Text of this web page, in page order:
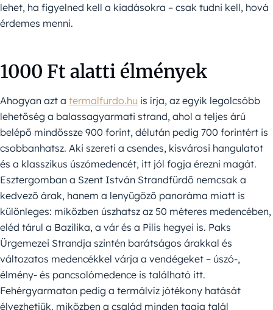
lehet, ha figyelned kell a kiadásokra – csak tudni kell, hová
érdemes menni.
1000 Ft alatti élmények
Ahogyan azt a termalfurdo.hu is írja, az egyik legolcsóbb
lehetőség a balassagyarmati strand, ahol a teljes árú
belépő mindössze 900 forint, délután pedig 700 forintért is
csobbanhatsz. Aki szereti a csendes, kisvárosi hangulatot
és a klasszikus úszómedencét, itt jól fogja érezni magát.
Esztergomban a Szent István Strandfürdő nemcsak a
kedvező árak, hanem a lenyűgöző panoráma miatt is
különleges: miközben úszhatsz az 50 méteres medencében,
eléd tárul a Bazilika, a vár és a Pilis hegyei is. Paks
Ürgemezei Strandja szintén barátságos árakkal és
változatos medencékkel várja a vendégeket – úszó-,
élmény- és pancsolómedence is található itt.
Fehérgyarmaton pedig a termálvíz jótékony hatását
élvezhetjük, miközben a család minden tagja talál